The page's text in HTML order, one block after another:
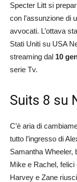
Specter Litt si
con l’assunzione di
avvocati. L’ottava
Stati Uniti su USA
streaming dal 10
serie Tv.
Suits 8 su
C’è aria di
tutto l’ingresso di
Samantha Wheeler,
Mike e Rachel, felici
Harvey e Zane